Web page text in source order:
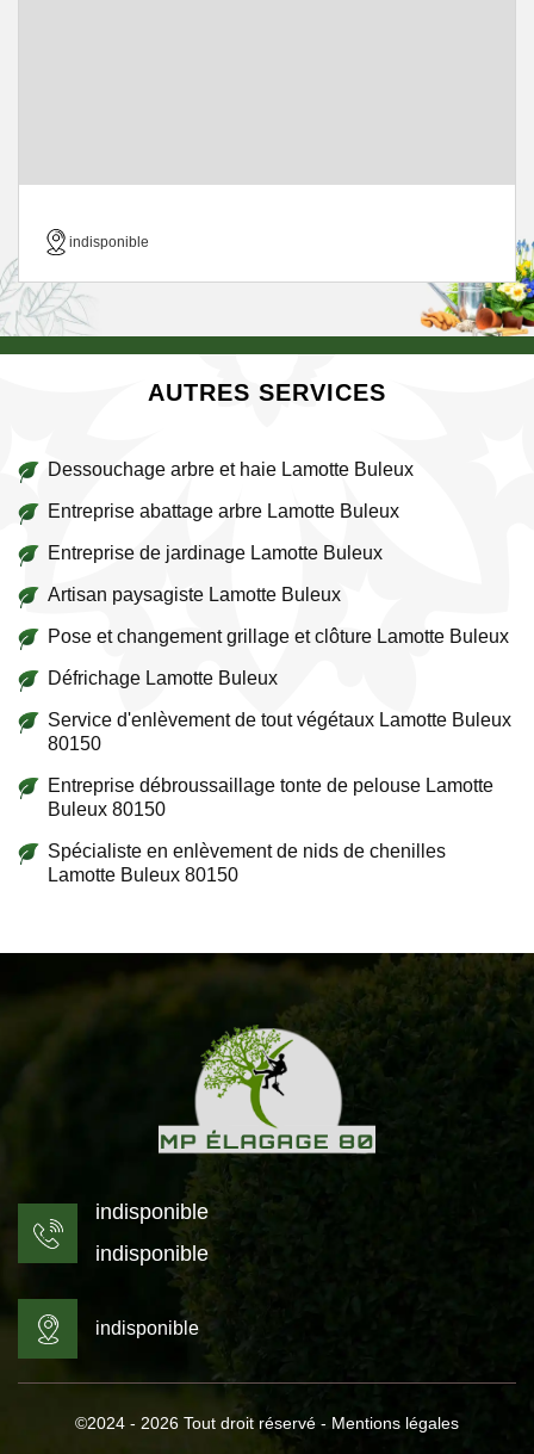
indisponible
AUTRES SERVICES
Dessouchage arbre et haie Lamotte Buleux
Entreprise abattage arbre Lamotte Buleux
Entreprise de jardinage Lamotte Buleux
Artisan paysagiste Lamotte Buleux
Pose et changement grillage et clôture Lamotte Buleux
Défrichage Lamotte Buleux
Service d'enlèvement de tout végétaux Lamotte Buleux
80150
Entreprise débroussaillage tonte de pelouse Lamotte
Buleux 80150
Spécialiste en enlèvement de nids de chenilles
Lamotte Buleux 80150
indisponible
indisponible
indisponible
©2024 - 2026 Tout droit réservé - Mentions légales